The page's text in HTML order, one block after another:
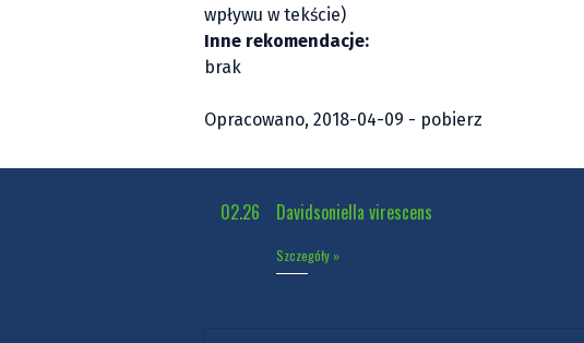
wpływu w tekście)
Inne rekomendacje:
brak
Opracowano, 2018-04-09 - pobierz
02.26 Davidsoniella virescens
Szczegóły »